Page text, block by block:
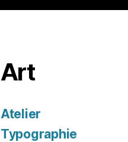
Art
Atelier
Typographie